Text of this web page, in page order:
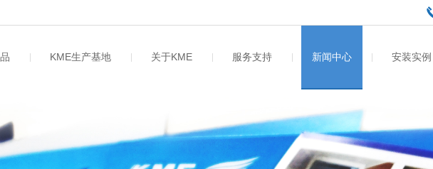
KME生产基地 关于KME 服务支持 新闻中心 安装实例